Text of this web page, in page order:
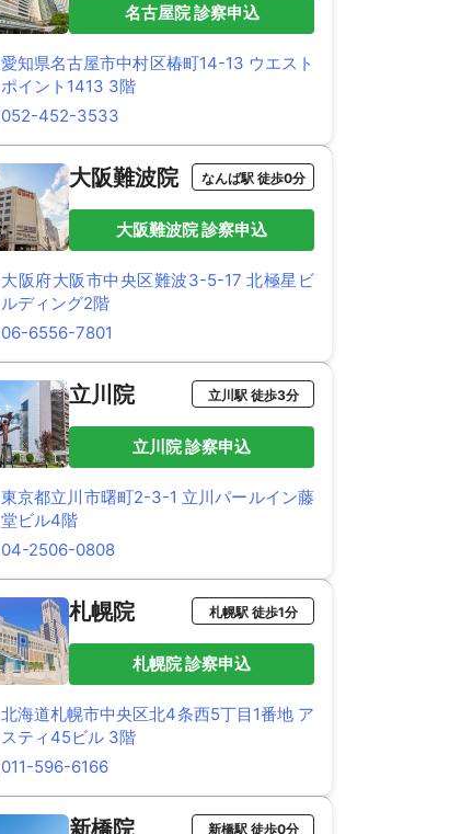
名古屋院 診察申込
愛知県名古屋市中村区椿町14-13 ウエスト
ポイント1413 3階
052-452-3533
大阪難波院 なんば駅 徒歩0分
大阪難波院 診察申込
大阪府大阪市中央区難波3-5-17 北極星ビ
ルディング2階
06-6556-7801
立川院 立川駅 徒歩3分
立川院 診察申込
東京都立川市曙町2-3-1 立川パールイン藤
堂ビル4階
04-2506-0808
札幌院 札幌駅 徒歩1分
札幌院 診察申込
北海道札幌市中央区北4条西5丁目1番地 ア
スティ45ビル 3階
011-596-6166
新橋院 新橋駅 徒歩0分